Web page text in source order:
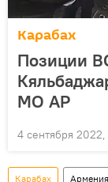
Карабах
Позиции
МО АР
4 сентября 2022,
Карабах Армения